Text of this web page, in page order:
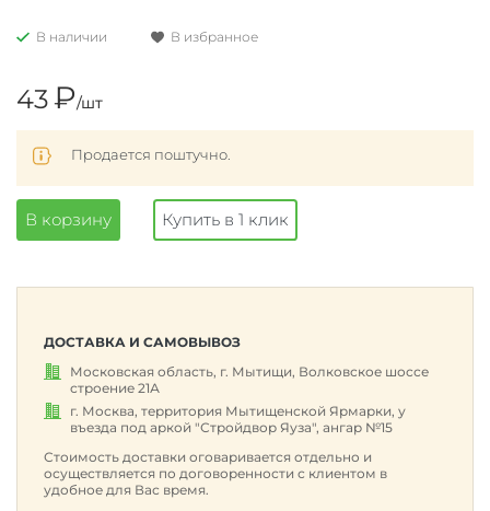
В наличии В избранное
43₽/шт
Продается поштучно.
В корзину Купить в 1 клик
ДОСТАВКА И САМОВЫВОЗ
Московская область, г. Мытищи, Волковское шоссе
строение 21А
г. Москва, территория Мытищенской Ярмарки, у
въезда под аркой "Стройдвор Яуза", ангар №15
Стоимость доставки оговаривается отдельно и
осуществляется по договоренности с клиентом в
удобное для Вас время.